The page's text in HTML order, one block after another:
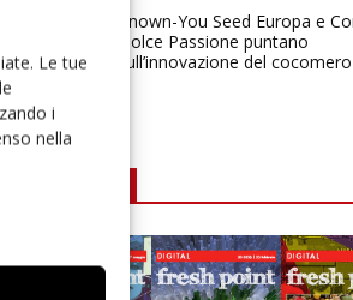
Le tue
i
nella
Known-You Seed Europa e
Dolce Passione puntano
sull’innovazione del cocomero